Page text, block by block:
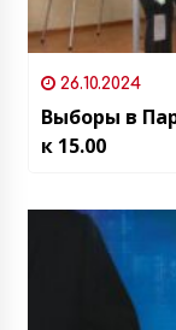
26.10.2024
Выборы в
к 15.00